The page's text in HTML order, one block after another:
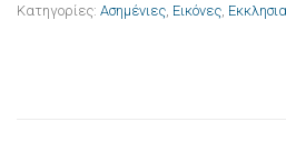
Κατηγορίες: Ασημένιες Εικόνες